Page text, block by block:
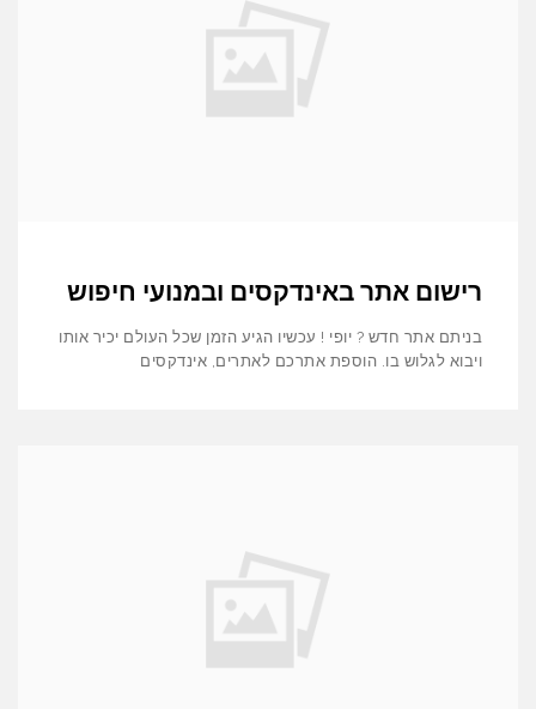
רישום אתר באינדקסים ובמנועי חיפוש
בניתם אתר חדש ? יופי ! עכשיו הגיע הזמן שכל העולם יכיר אותו
ויבוא לגלוש בו. הוספת אתרכם לאתרים, אינדקסים